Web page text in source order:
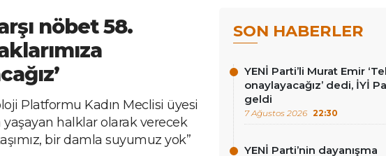
nöbet 58.
Platformu Kadın Meclisi üyesi
yaşayan halklar olarak verecek
bir damla suyumuz yok”
SON HABERLER
YENİ Parti’li Murat Emir
onaylayacağız’ dedi, İYİ
geldi
7 Ağustos 2026 22:30
YENİ Parti’nin dayanışma